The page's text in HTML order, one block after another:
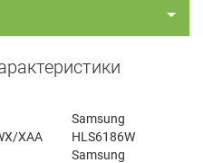
XAA
Samsung
HLS6186W
Samsung